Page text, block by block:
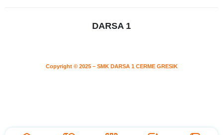
DARSA 1
Copyright © 2025 – SMK DARSA 1 CERME GRESIK